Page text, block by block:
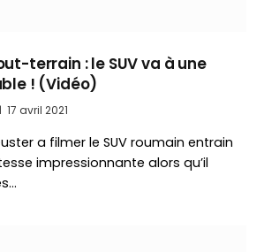
terrain : le SUV va à une
! (Vidéo)
17 avril 2021
a filmer le SUV roumain entrain
impressionnante alors qu’il